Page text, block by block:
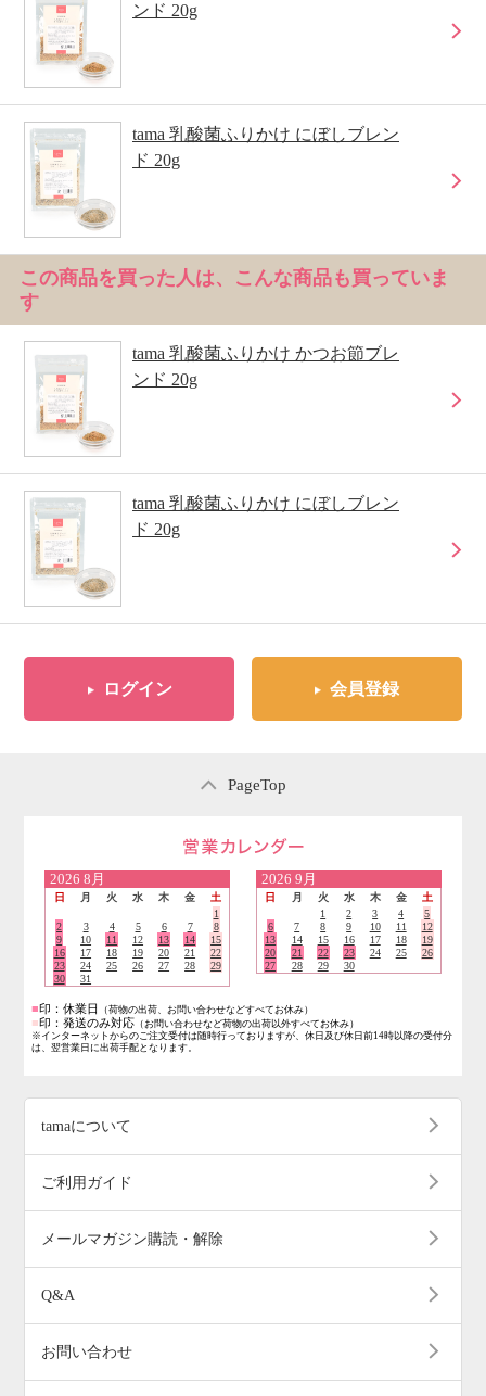
ンド 20g
tama 乳酸菌ふりかけ にぼしブレン
ド 20g
この商品を買った人は、こんな商品も買っていま
す
tama 乳酸菌ふりかけ かつお節ブレ
ンド 20g
tama 乳酸菌ふりかけ にぼしブレン
ド 20g
ログイン 会員登録
PageTop
2026 8月
日 月 火 水 木 金
土
1
2
3 4 5 6 7
8
9
10 11 12 13 14
15
16
17 18 19 20 21
22
23
24 25 26 27 28
29
30
31
2026 9月
日 月 火 水 木 金
土
1
2 3 4
5
6
7 8 9 10 11
12
13
14 15 16 17 18
19
20
21 22 23 24 25
26
27
28 29 30
■印：休業日 （荷物の出荷、お問い合わせなどすべてお休み）
■印：発送のみ対応 （お問い合わせなど荷物の出荷以外すべてお休み）
※インターネットからのご注文受付は随時行っておりますが、休日及び休日前14時以降の受付分
は、翌営業日に出荷手配となります。
tamaについて
ご利用ガイド
メールマガジン購読・解除
Q&A
お問い合わせ